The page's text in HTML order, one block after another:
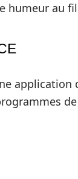
humeur au
application